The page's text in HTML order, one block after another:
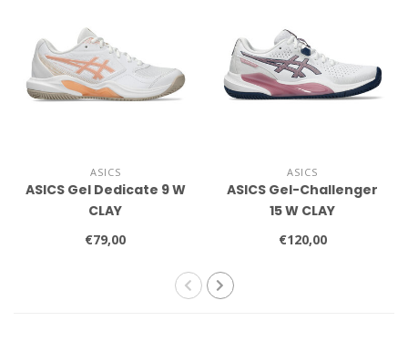
ASICS
ASICS Gel Dedicate 9 W
CLAY
€79,00
ASICS
ASICS Gel-Challenger
15 W CLAY
€120,00